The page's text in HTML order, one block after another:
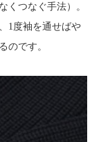
くつなぐ手法）。
1度袖を通せばや
のです。